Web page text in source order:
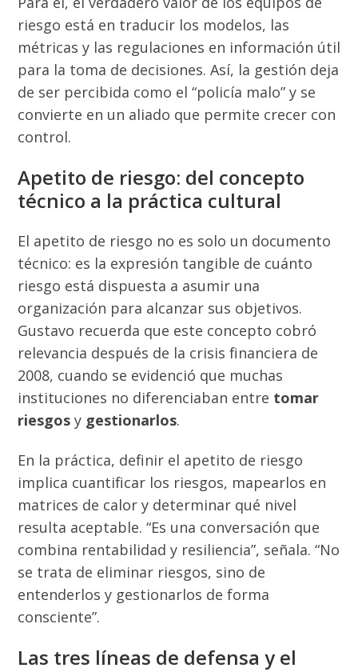
riesgo está en traducir los modelos, las
métricas y las regulaciones en información útil
para la toma de decisiones. Así, la gestión deja
de ser percibida como el “policía malo” y se
convierte en un aliado que permite crecer con
control.
Apetito de riesgo: del concepto
técnico a la práctica cultural
El apetito de riesgo no es solo un documento
técnico: es la expresión tangible de cuánto
riesgo está dispuesta a asumir una
organización para alcanzar sus objetivos.
Gustavo recuerda que este concepto cobró
relevancia después de la crisis financiera de
2008, cuando se evidenció que muchas
instituciones no diferenciaban entre tomar
riesgos y gestionarlos.
En la práctica, definir el apetito de riesgo
implica cuantificar los riesgos, mapearlos en
matrices de calor y determinar qué nivel
resulta aceptable. “Es una conversación que
combina rentabilidad y resiliencia”, señala. “No
se trata de eliminar riesgos, sino de
entenderlos y gestionarlos de forma
consciente”.
Las tres líneas de defensa y el